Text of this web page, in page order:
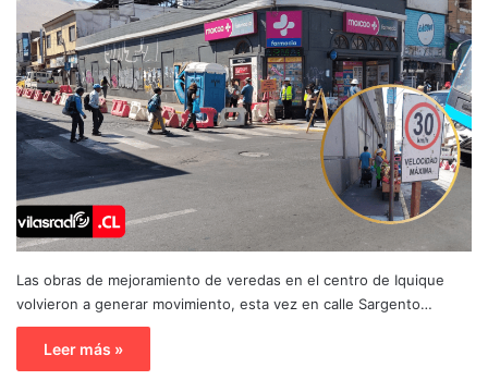
Las obras de mejoramiento de veredas en el centro de Iquique
volvieron a generar movimiento, esta vez en calle Sargento…
Leer más »